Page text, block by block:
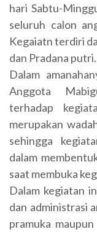
hari Sabtu-
seluruh calon
Kegaiatn terdiri
dan Pradana putri.
Dalam
Anggota
terhadap
merupakan
sehingga
dalam
saat membuka
Dalam kegiatan
dan administrasi
pramuka